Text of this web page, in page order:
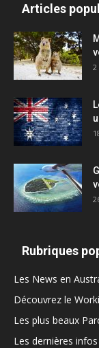
Articles
2
Rubriques
Les News en
Découvrez le
Les plus beaux
Les dernières